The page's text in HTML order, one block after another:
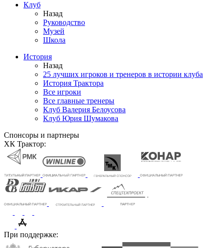
Клуб
Назад
Руководство
Музей
Школа
История
Назад
25 лучших игроков и тренеров в истории клуба
История Трактора
Все игроки
Все главные тренеры
Клуб Валерия Белоусова
Клуб Юрия Шумакова
Спонсоры и партнеры
ХК Трактор:
При поддержке: